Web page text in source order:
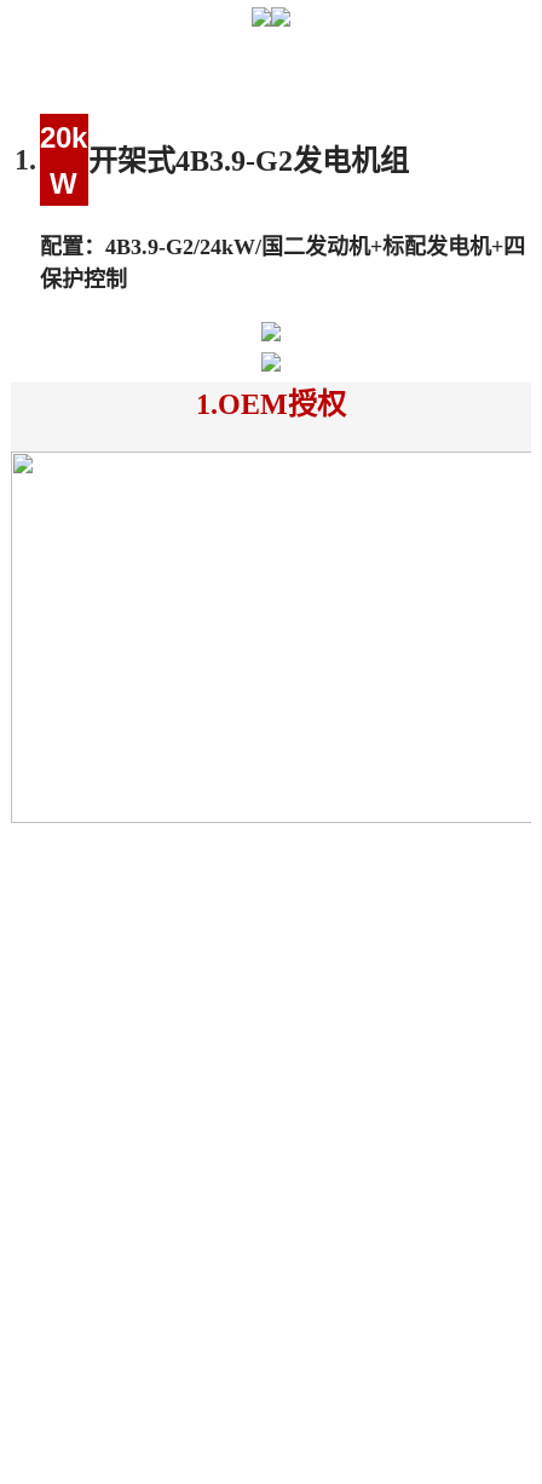
1.
20k
W
开架式4B3.9-G2发电机组
配置：4B3.9-G2/24kW/国二发动机+标配发电机+四
保护控制
1.OEM授权